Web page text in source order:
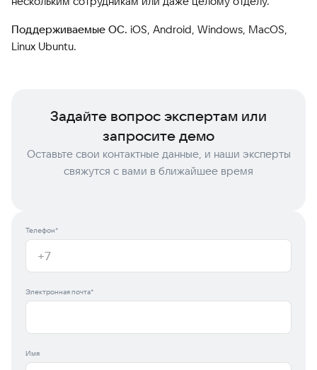
Поддерживаемые ОС. iOS, Android, Windows, MacOS,
Linux Ubuntu.
Задайте вопрос экспертам или
запросите демо
Оставьте свои контактные данные, и наши эксперты
свяжутся с вами в ближайшее время
Телефон*
Электронная почта*
Имя